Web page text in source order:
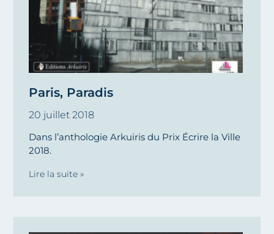
Paris, Paradis
20 juillet 2018
Dans l’anthologie Arkuiris du Prix Écrire la Ville
2018.
Lire la suite »